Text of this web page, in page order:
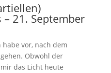
21. September
vor, nach dem
Obwohl der
das Licht heute